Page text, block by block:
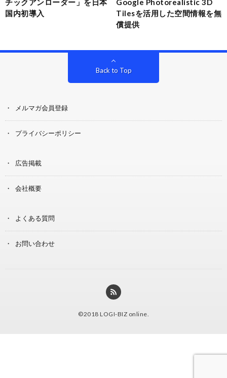
チックアンローダー」を日本
国内初導入
Google Photorealistic 3D
Tilesを活用した空間情報を無
償提供
Back to Top
メルマガ会員登録
プライバシーポリシー
広告掲載
会社概要
よくある質問
お問い合わせ
©2018 LOGI-BIZ online